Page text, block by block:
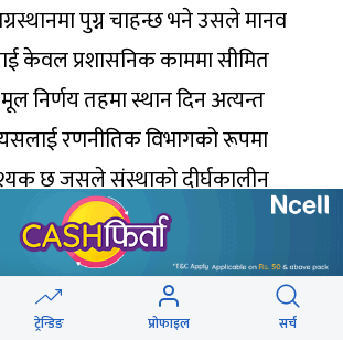
पुग्न चाहन्छ भने उसले मानव
केवल प्रशासनिक काममा सीमित
निर्णय तहमा स्थान दिन अत्यन्त
रणनीतिक विभागको रूपमा
छ जसले संस्थाको दीर्घकालीन
भूमिका खेल्न सक्छ। मानव संसाधन अब
र अनुपस्थितिको रेकर्ड राख्ने एकाइ मात्र
अनुभवको केन्द्र बिन्दु बन्नुपर्छ।
ट्रेन्डिङ प्रोफाइल सर्च